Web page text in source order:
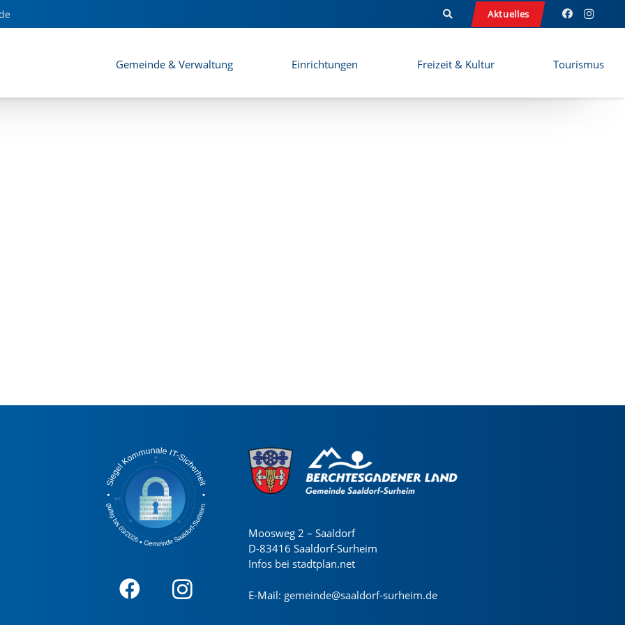
Aktuelles
Gemeinde & Verwaltung Einrichtungen Freizeit & Kultur Tourismus
- 3. Änderung "Helfau IV"
Moosweg 2 – Saaldorf
D-83416 Saaldorf-Surheim
Infos bei stadtplan.net
E-Mail: gemeinde@saaldorf-surheim.de